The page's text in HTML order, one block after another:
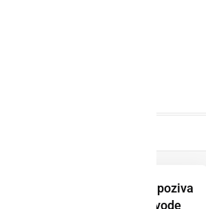
Prleška komunala poziva
k varčni rabi pitne vode